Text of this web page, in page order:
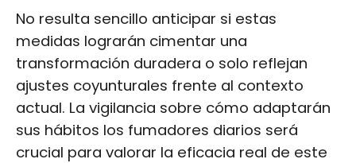
No resulta sencillo anticipar si estas
medidas lograrán cimentar una
transformación duradera o solo reflejan
ajustes coyunturales frente al contexto
actual. La vigilancia sobre cómo adaptarán
sus hábitos los fumadores diarios será
crucial para valorar la eficacia real de este